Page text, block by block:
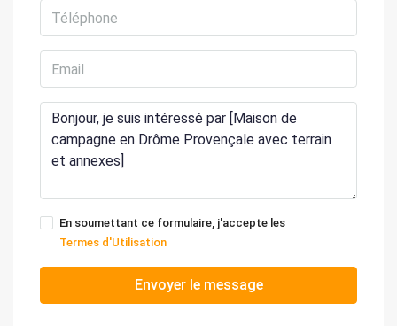
En soumettant ce formulaire, j'accepte les
Termes d'Utilisation
Envoyer le message